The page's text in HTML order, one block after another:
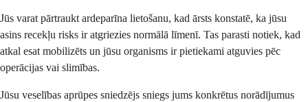
Jūs varat pārtraukt ardeparīna lietošanu, kad ārsts konstatē, ka jūsu
asins recekļu risks ir atgriezies normālā līmenī. Tas parasti notiek, kad
atkal esat mobilizēts un jūsu organisms ir pietiekami atguvies pēc
operācijas vai slimības.
Jūsu veselības aprūpes sniedzējs sniegs jums konkrētus norādījumus